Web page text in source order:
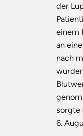
der
einem
an
nach
sorgte
6.